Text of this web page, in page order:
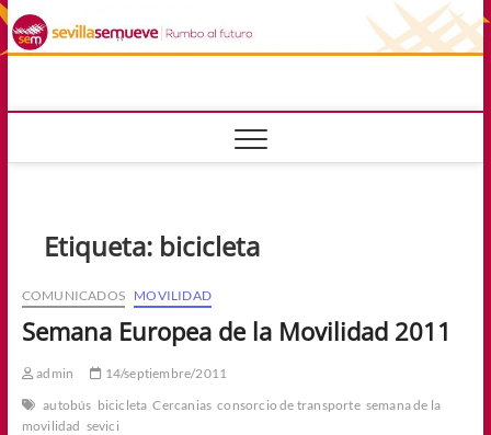
Saltar
al
contenido
Etiqueta: bicicleta
COMUNICADOS MOVILIDAD
Semana Europea de la Movilidad 2011
admin
14/septiembre/2011
autobús bicicleta Cercanias consorcio de transporte semana de la
movilidad sevici